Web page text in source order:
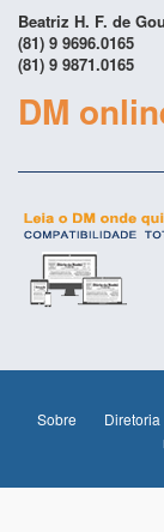
Beatriz H. F. de
(81) 9 9696.0165
(81) 9 9871.0165
DM
Sobre Diretoria